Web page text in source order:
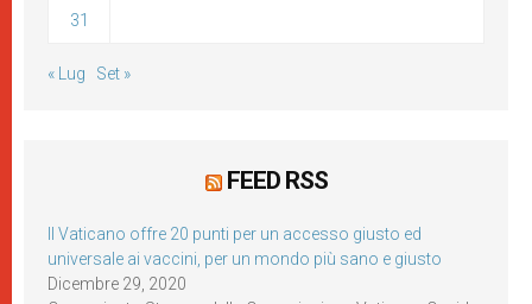
31
« Lug Set »
FEED RSS
Il Vaticano offre 20 punti per un accesso giusto ed
universale ai vaccini, per un mondo più sano e giusto
Dicembre 29, 2020